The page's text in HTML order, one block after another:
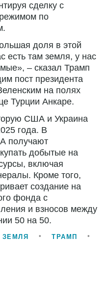
сделку с
по
доля в этой
есть там земля, у нас
– сказал Трамп
пост президента
на полях
Турции Анкаре.
США и Украина
года. В
получают
добытые на
включая
Кроме того,
создание на
фонда с
и взносов между
50 на 50.
ЗЕМЛЯ
ТРАМП